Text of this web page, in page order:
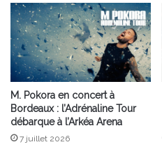
M. Pokora en concert à
Bordeaux : l’Adrénaline Tour
débarque à l’Arkéa Arena
7 juillet 2026